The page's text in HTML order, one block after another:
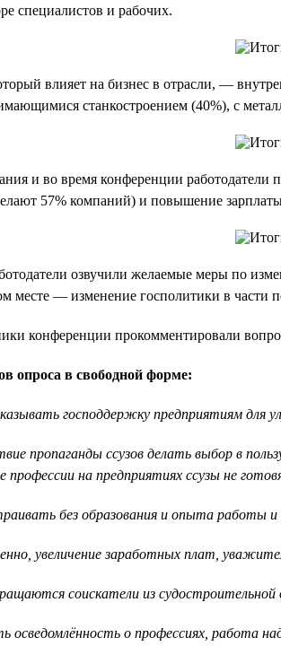
специалистов и рабочих.
влияет на бизнес в отрасли, —
станкостроением (40%), с
и во время конференции
57% компаний) и повышение
озвучили желаемые меры по
месте — изменение госполитики в части
конференции прокомментировали
опроса в свободной форме:
господдержку предприятиям для
пропаганды ссузов делать выбор в
профессии на предприятиях ссузы не
без образования и опыта работы и
увеличение заработных плат,
соискатели из
осведомлённость о профессиях, работа